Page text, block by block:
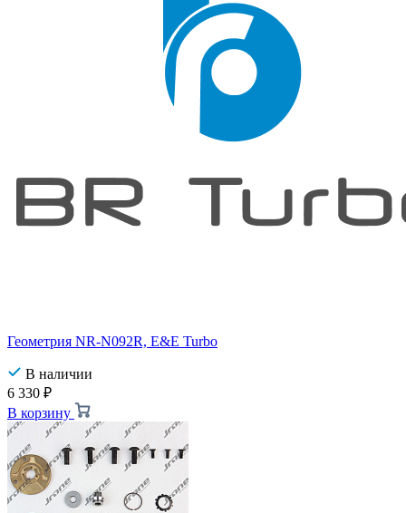
Геометрия NR-N092R, E&E Turbo
В наличии
6 330 ₽
В корзину